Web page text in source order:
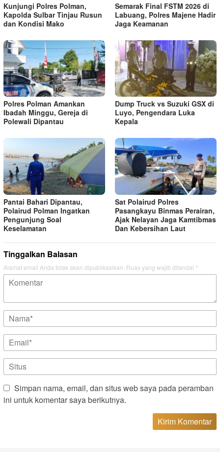
Kunjungi Polres Polman,
Kapolda Sulbar Tinjau Rusun
dan Kondisi Mako
Semarak Final FSTM 2026 di
Labuang, Polres Majene Hadir
Jaga Keamanan
Polres Polman Amankan
Ibadah Minggu, Gereja di
Polewali Dipantau
Dump Truck vs Suzuki GSX di
Luyo, Pengendara Luka
Kepala
Pantai Bahari Dipantau,
Polairud Polman Ingatkan
Pengunjung Soal
Keselamatan
Sat Polairud Polres
Pasangkayu Binmas Perairan,
Ajak Nelayan Jaga Kamtibmas
Dan Kebersihan Laut
Tinggalkan Balasan
Alamat email Anda tidak akan dipublikasikan. Ruas yang wajib ditandai *
Simpan nama, email, dan situs web saya pada peramban
ini untuk komentar saya berikutnya.